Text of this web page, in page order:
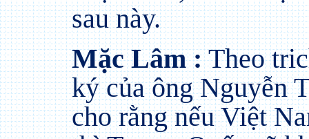
sau này.
Mặc Lâm :Theo
ký của ông Nguyễn
cho rằng nếu Việt